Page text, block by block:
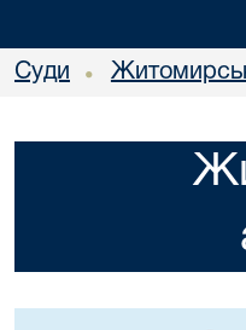
Суди •